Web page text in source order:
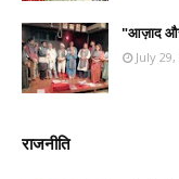
"आज़ाद और
July
राजनीति